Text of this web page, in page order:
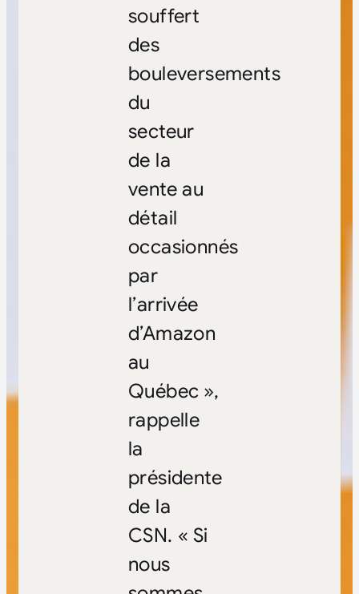
souffert
des
bouleversements
du
secteur
de la
vente au
détail
occasionnés
par
l’arrivée
d’Amazon
au
Québec »,
rappelle
la
présidente
de la
CSN. « Si
nous